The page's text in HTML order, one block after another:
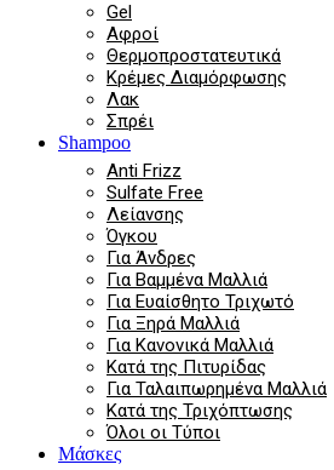
Gel
Αφροί
Θερμοπροστατευτικά
Κρέμες Διαμόρφωσης
Λακ
Σπρέι
Shampoo
Anti Frizz
Sulfate Free
Λείανσης
Όγκου
Για Άνδρες
Για Βαμμένα Μαλλιά
Για Ευαίσθητο Τριχωτό
Για Ξηρά Μαλλιά
Για Κανονικά Μαλλιά
Κατά της Πιτυρίδας
Για Ταλαιπωρημένα Μαλλιά
Κατά της Τριχόπτωσης
Όλοι οι Τύποι
Μάσκες